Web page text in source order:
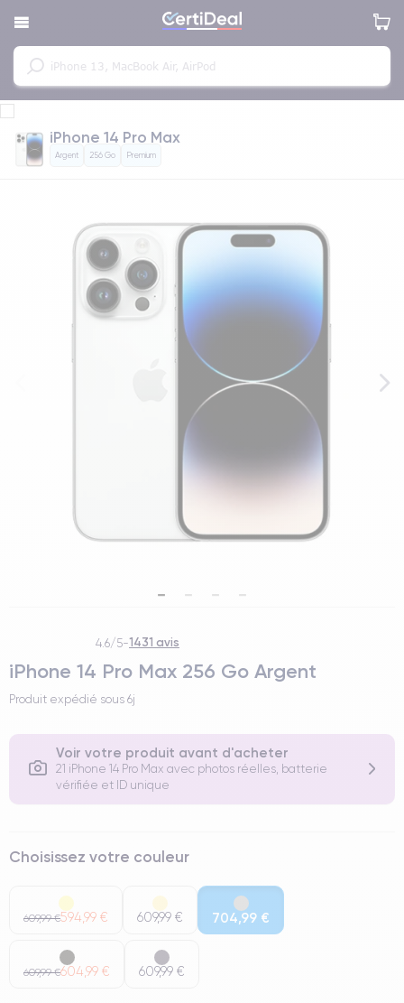
iPhone 14 Pro Max
Argent 256 Go Premium
4.6/5-1431 avis
iPhone 14 Pro Max 256 Go Argent
Produit expédié sous 6j
Voir votre produit avant d'acheter
21 iPhone 14 Pro Max avec photos réelles, batterie
vérifiée et ID unique
Choisissez votre couleur
609,99 €594,99 € 609,99 € 704,99 €
609,99 €604,99 € 609,99 €